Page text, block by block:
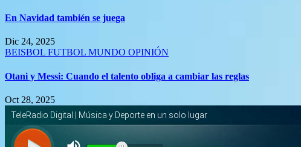
En Navidad también se juega
Dic 24, 2025
BEISBOL FUTBOL MUNDO OPINIÓN
Otani y Messi: Cuando el talento obliga a cambiar las reglas
Oct 28, 2025